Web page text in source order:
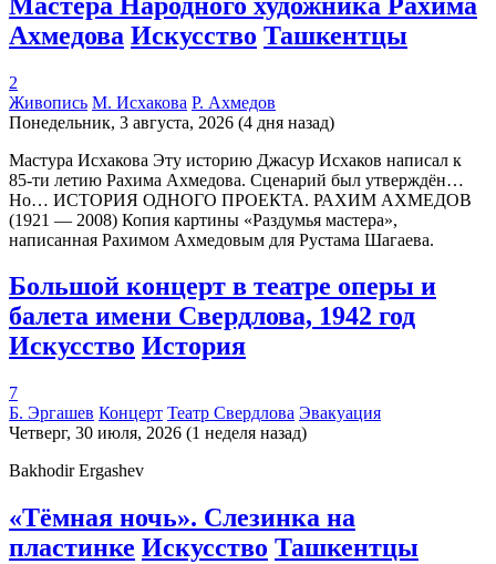
Ахмедова Искусство Ташкентцы
2
Живопись М. Исхакова Р. Ахмедов
Понедельник, 3 августа, 2026 (4 дня назад)
Мастура Исхакова Эту историю Джасур Исхаков написал к
85-ти летию Рахима Ахмедова. Сценарий был утверждён…
Но… ИСТОРИЯ ОДНОГО ПРОЕКТА. РАХИМ АХМЕДОВ
(1921 — 2008) Копия картины «Раздумья мастера»,
написанная Рахимом Ахмедовым для Рустама Шагаева.
Большой концерт в театре оперы и
балета имени Свердлова, 1942 год
Искусство История
7
Б. Эргашев Концерт Театр Свердлова Эвакуация
Четверг, 30 июля, 2026 (1 неделя назад)
Bakhodir Ergashev
«Тёмная ночь». Слезинка на
пластинке Искусство Ташкентцы